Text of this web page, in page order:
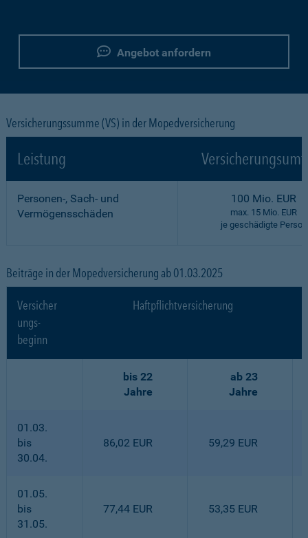
Angebot anfordern
Versicherungssumme (VS) in der Mopedversicherung
Leistung
Personen-, Sach- und
Vermögensschäden
100 Mio. EUR
max. 15 Mio. EUR
je geschädigte Person
Beiträge in der Mopedversicherung ab 01.03.2025
Versicher
ungs-
beginn
Haftpflichtversicherung
bis 22
Jahre
ab 23
Jahre
01.03.
bis
30.04.
86,02 EUR 59,29 EUR
01.05.
bis
31.05.
77,44 EUR 53,35 EUR